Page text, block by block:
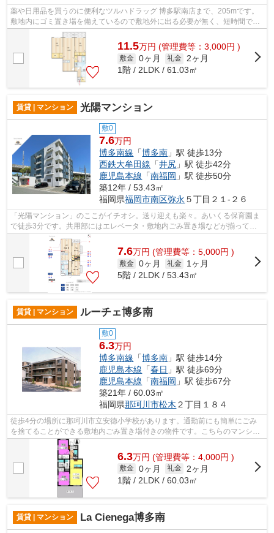
薬や日用品を買うのに便利なツルハドラッグ 博多駅南店まで、205mです。
敷地内にゴミ置き場を備えているので敷地外に出る必要が無く、短時間でサ
ッとゴミ出しを終えられます。こちらは...
11.5万円 (管理費等：3,000円 )
敷金 0ヶ月 礼金 2ヶ月
1階 / 2LDK / 61.03㎡
賃貸 | マンション 光陽マンション
敷0
7.6万円
博多南線 「博多南 」駅 徒歩13分
西鉄大牟田線 「井尻 」駅 徒歩42分
鹿児島本線 「南福岡 」駅 徒歩50分
築12年 / 53.43㎡
福岡県福岡市南区弥永 ５丁目２１-２６
「光陽マンション」のここがイチオシ。送り迎えも楽々。あいくる保育園ま
で徒歩3分です。共用部にはエレベータ・敷地内ごみ置き場などが揃ってお
り、とても充実しています。物件は通風...
7.6万円 (管理費等：5,000円 )
敷金 0ヶ月 礼金
1ヶ月
5階 / 2LDK / 53.43㎡
賃貸 | マンション ルーチェ博多南
敷0
6.3万円
博多南線 「博多南 」駅 徒歩14分
鹿児島本線 「春日 」駅 徒歩69分
鹿児島本線 「南福岡 」駅 徒歩67分
築21年 / 60.03㎡
福岡県那珂川市松木 ２丁目１８４
徒歩4分の場所に那珂川市立安徳小学校があります。通勤前にも簡単にごみ
を捨てることができる敷地内ごみ置き場付きの物件です。こちらのマンショ
ンでは初期費用をカードでお支払いいた...
6.3万円 (管理費等：4,000円 )
敷金 0ヶ月 礼金
2ヶ月
1階 / 2LDK / 60.03㎡
賃貸 | マンション La Cienega博多南